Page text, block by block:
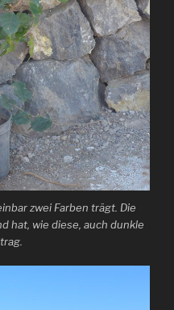
zwei Farben trägt. Die
hat, wie diese, auch dunkle